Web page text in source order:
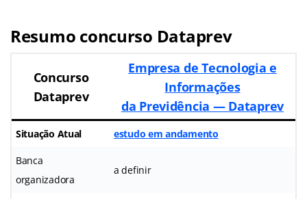
Resumo concurso Dataprev
Concurso
Dataprev
Empresa de Tecnologia e
Informações
da Previdência — Dataprev
Situação Atual estudo em andamento
Banca
organizadora
a definir